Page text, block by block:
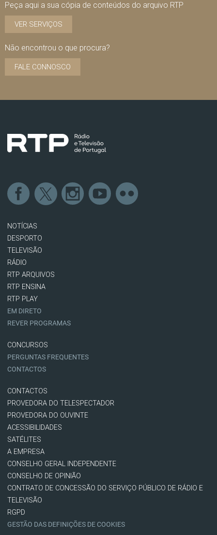
Peça aqui a sua cópia de conteúdos do arquivo RTP
VER SERVIÇOS
Não encontrou o que procura?
FALE CONNOSCO
NOTÍCIAS
DESPORTO
TELEVISÃO
RÁDIO
RTP ARQUIVOS
RTP ENSINA
RTP PLAY
EM DIRETO
REVER PROGRAMAS
CONCURSOS
PERGUNTAS FREQUENTES
CONTACTOS
CONTACTOS
PROVEDORA DO TELESPECTADOR
PROVEDORA DO OUVINTE
ACESSIBILIDADES
SATÉLITES
A EMPRESA
CONSELHO GERAL INDEPENDENTE
CONSELHO DE OPINIÃO
CONTRATO DE CONCESSÃO DO SERVIÇO PÚBLICO DE RÁDIO E
TELEVISÃO
RGPD
GESTÃO DAS DEFINIÇÕES DE COOKIES